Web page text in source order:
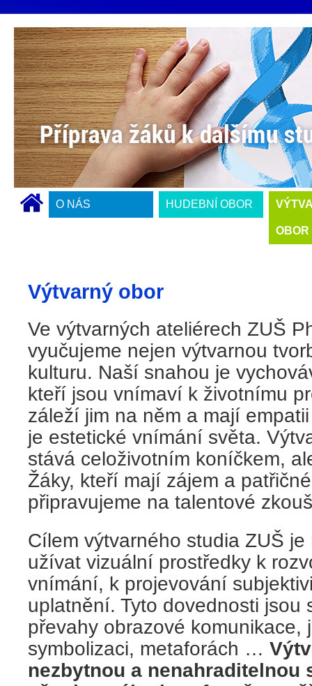
O NÁS HUDEBNÍ OBOR
OBOR
Výtvarný obor
Ve výtvarných ateliérech ZUŠ
vyučujeme nejen výtvarnou
kulturu. Naší snahou je
kteří jsou vnímaví k životnímu
záleží jim na něm a mají
je estetické vnímání světa.
stává celoživotním koníčkem,
Žáky, kteří mají zájem a
připravujeme na talentové
Cílem výtvarného studia ZUŠ
užívat vizuální prostředky k
vnímání, k projevování
uplatnění. Tyto dovednosti jsou
převahy obrazové komunikace,
symbolizaci, metaforách …
nezbytnou a nenahraditelnou